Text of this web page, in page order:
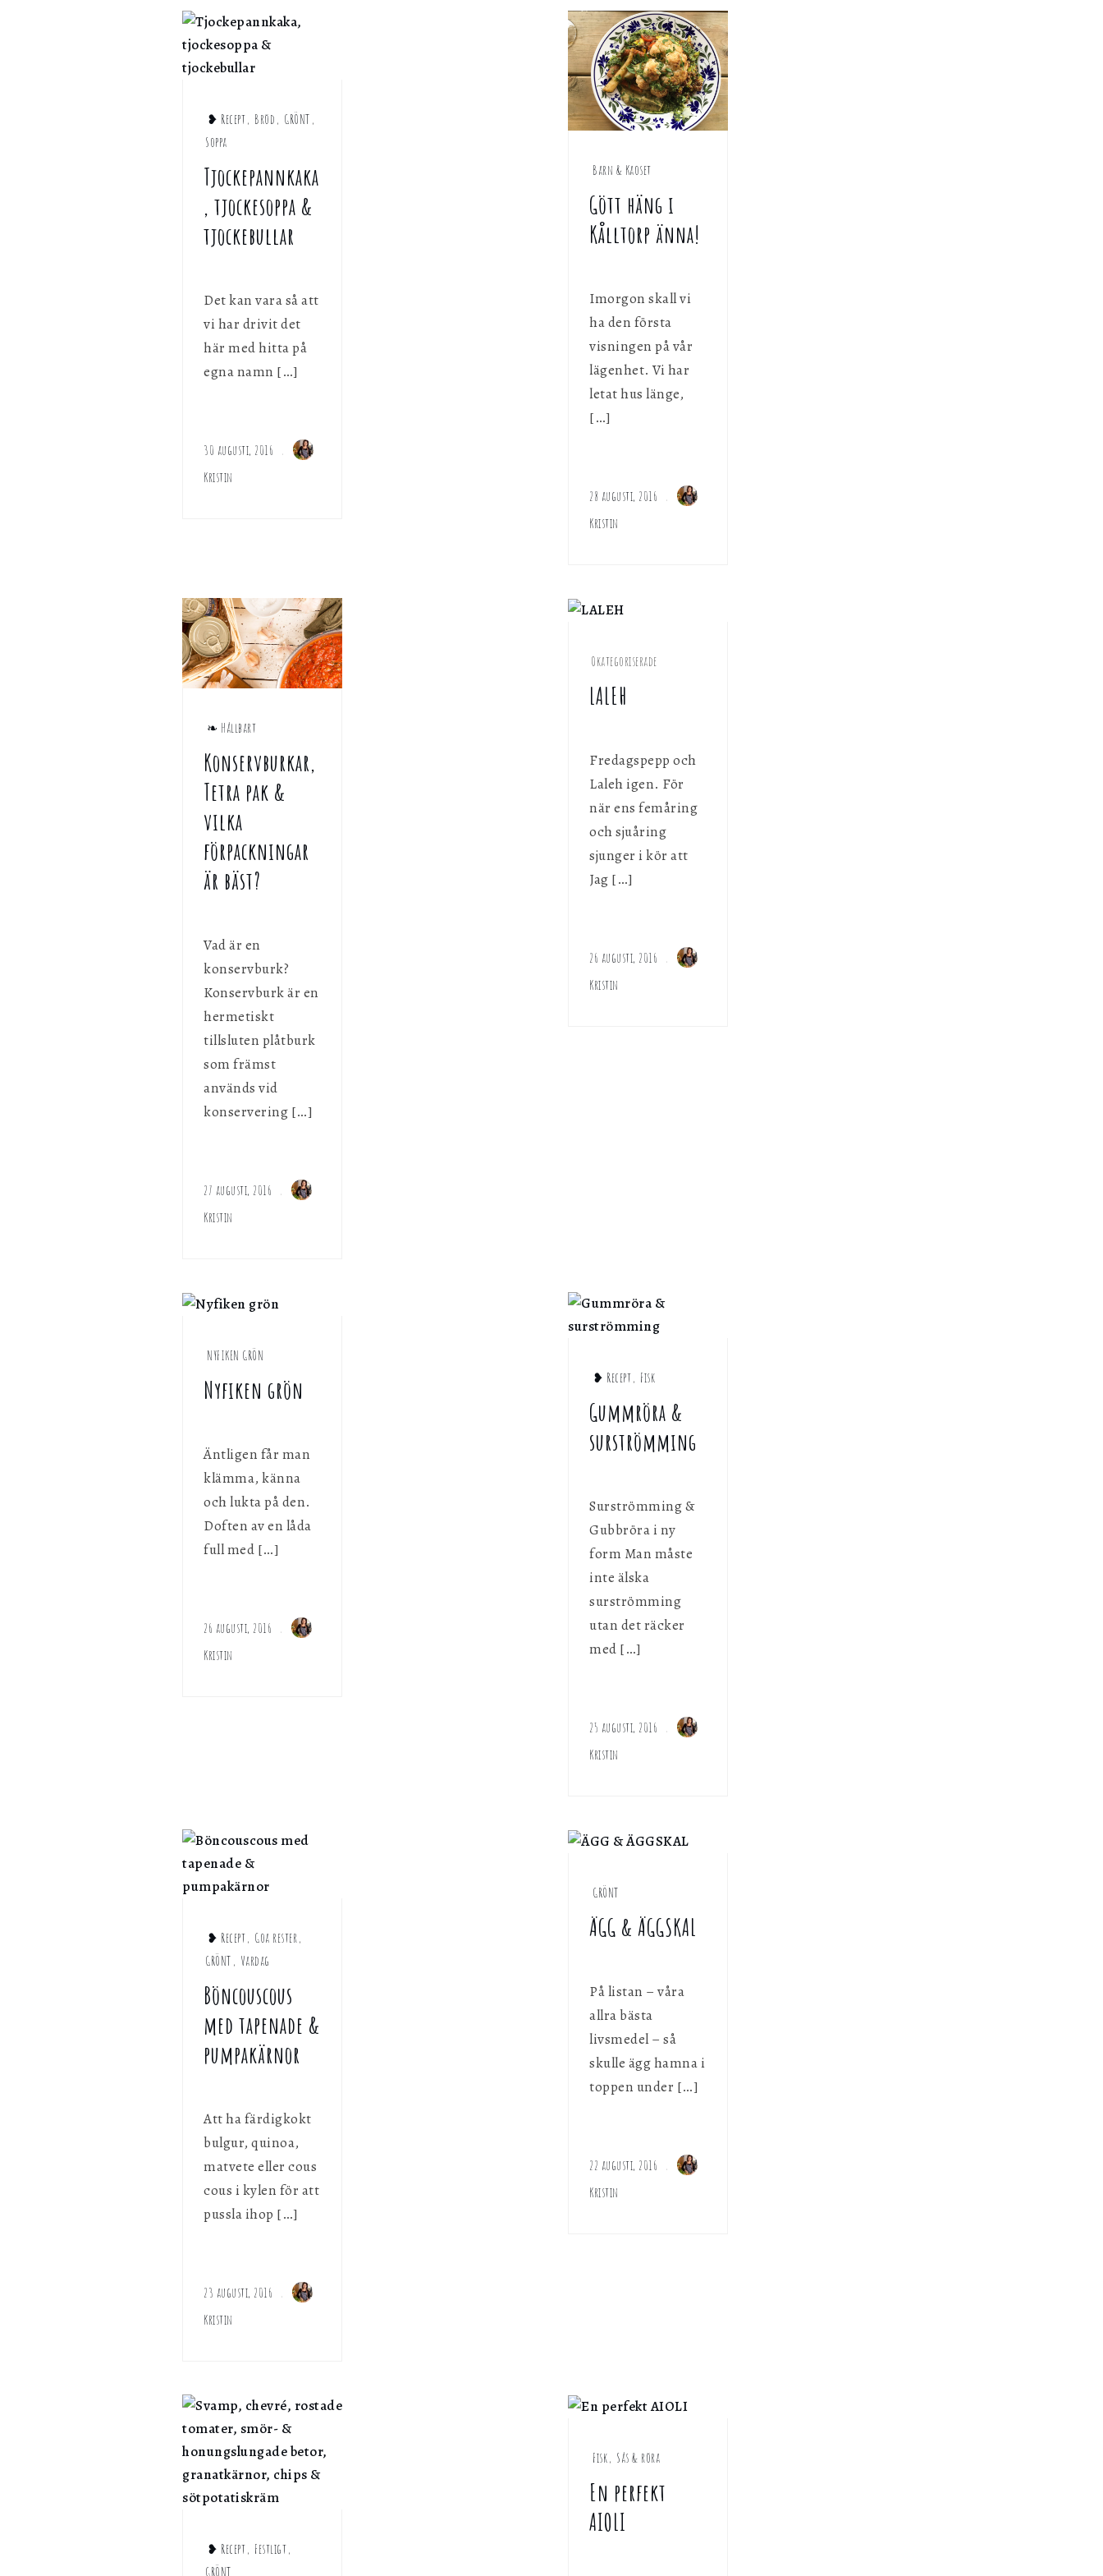
❥ Recept, Bröd , GRÖNT ,
Soppa
Tjockepannkaka
, tjockesoppa &
tjockebullar
Det kan vara så att
vi har drivit det
här med hitta på
egna namn […]
30 augusti, 2016
Kristin
Barn & Kaoset
Gött häng i
Kålltorp änna!
Imorgon skall vi
ha den första
visningen på vår
lägenhet. Vi har
letat hus länge,
[…]
28 augusti, 2016
Kristin
❧ Hållbart
Konservburkar,
Tetra pak &
vilka
förpackningar
är bäst?
Vad är en
konservburk?
Konservburk är en
hermetiskt
tillsluten plåtburk
som främst
används vid
konservering […]
27 augusti, 2016
Kristin
Okategoriserade
LALEH
Fredagspepp och
Laleh igen. För
när ens femåring
och sjuåring
sjunger i kör att
Jag […]
26 augusti, 2016
Kristin
NYFIKEN GRÖN
Nyfiken grön
Äntligen får man
klämma, känna
och lukta på den.
Doften av en låda
full med […]
26 augusti, 2016
Kristin
❥ Recept, Fisk
Gummröra &
surströmming
Surströmming &
Gubbröra i ny
form Man måste
inte älska
surströmming
utan det räcker
med […]
25 augusti, 2016
Kristin
❥ Recept, Goa rester,
GRÖNT , Vardag
Böncouscous
med tapenade &
pumpakärnor
Att ha färdigkokt
bulgur, quinoa,
matvete eller cous
cous i kylen för att
pussla ihop […]
23 augusti, 2016
Kristin
GRÖNT
ÄGG & ÄGGSKAL
På listan – våra
allra bästa
livsmedel – så
skulle ägg hamna i
toppen under […]
22 augusti, 2016
Kristin
❥ Recept, Festligt,
GRÖNT
Fisk, Sås & röra
En perfekt
AIOLI
personligen med hjälp av dessa uppgifter.
Genom att dela ditt surfbeteende på vår webbplats kan vi ge dig